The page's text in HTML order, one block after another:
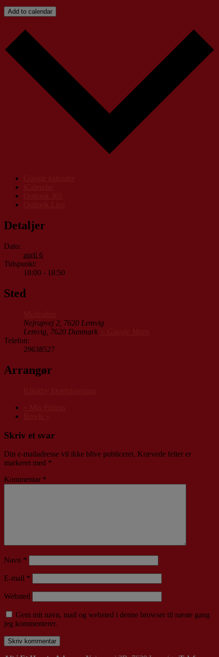
Add to calendar
Detaljer
Dato:
april 6
Tidspunkt:
18:00 - 18:50
Sted
Nejrupvej 2, 7620 Lemvig
Lemvig 7620 Danmark
Telefon:
29638527
Arrangør
Skriv et svar
Din e-mailadresse vil ikke blive publiceret. Krævede felter er
markeret med *
Kommentar *
Navn *
E-mail *
Websted
Gem mit navn, mail og websted i denne browser til næste gang
jeg kommenterer.